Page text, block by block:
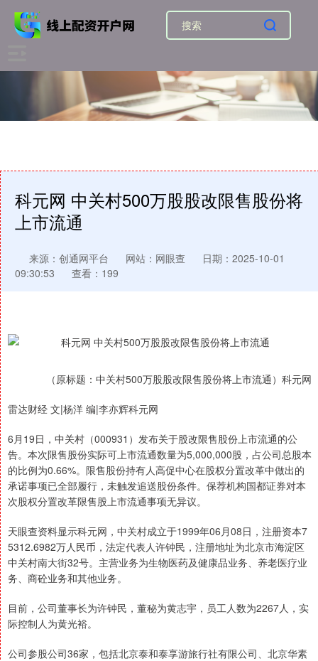
科元网 中关村500万股股改限售股份将
上市流通
来源：创通网平台 网站：网眼查
日期：2025-10-01
09:30:53
查看：199
（原标题：中关村500万股股改限售股份将上市流通）科元网
雷达财经 文|杨洋 编|李亦辉科元网
6月19日，中关村（000931）发布关于股改限售股份上市流通的公
告。本次限售股份实际可上市流通数量为5,000,000股，占公司总股本
的比例为0.66%。限售股份持有人高促中心在股权分置改革中做出的
承诺事项已全部履行，未触发追送股份条件。保荐机构国都证券对本
次股权分置改革限售股上市流通事项无异议。
天眼查资料显示科元网，中关村成立于1999年06月08日，注册资本7
5312.6982万人民币，法定代表人许钟民，注册地址为北京市海淀区
中关村南大街32号。主营业务为生物医药及健康品业务、养老医疗业
务、商砼业务和其他业务。
目前，公司董事长为许钟民，董秘为黄志宇，员工人数为2267人，实
际控制人为黄光裕。
公司参股公司36家，包括北京泰和泰享游旅行社有限公司、北京华素